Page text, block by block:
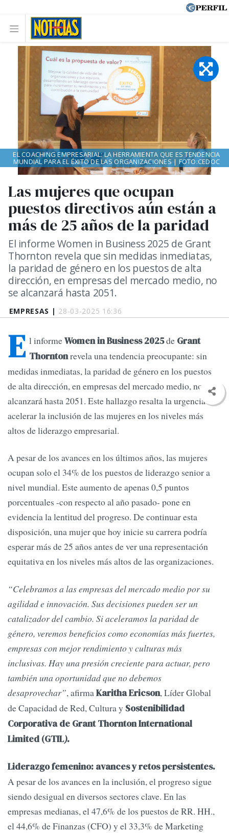
EMPRESAS | 28-03-2025 16:36
Las mujeres que ocupan
puestos directivos aún están a
más de 25 años de la paridad
El informe Women in Business 2025 de Grant
Thornton revela que sin medidas inmediatas,
la paridad de género en los puestos de alta
dirección, en empresas del mercado medio, no
se alcanzará hasta 2051.
EL COACHING EMPRESARIAL: LA HERRAMIENTA QUE ES TENDENCIA
MUNDIAL PARA EL ÉXITO DE LAS ORGANIZACIONES | FOTO:CEDOC
E l informeWomen in Business 2025de Grant
Thorntonrevela una tendencia preocupante: sin
medidas inmediatas, la paridad de género en los puestos
de alta dirección, en empresas del mercado medio, no se
alcanzará hasta 2051. Este hallazgo resalta la urgencia de
acelerar la inclusión de las mujeres en los niveles más
altos de liderazgo empresarial.
A pesar de los avances en los últimos años, las mujeres
ocupan solo el 34% de los puestos de liderazgo senior a
nivel mundial. Este aumento de apenas 0,5 puntos
porcentuales -con respecto al año pasado- pone en
evidencia la lentitud del progreso. De continuar esta
disposición, una mujer que hoy inicie su carrera podría
esperar más de 25 años antes de ver una representación
equitativa en los niveles más altos de las organizaciones.
“Celebramos a las empresas del mercado medio por su
agilidad e innovación. Sus decisiones pueden ser un
catalizador del cambio. Si aceleramos la paridad de
género, veremos beneficios como economías más fuertes,
empresas con mejor rendimiento y culturas más
inclusivas. Hay una presión creciente para actuar, pero
también una oportunidad que no debemos
desaprovechar”, afirmaKaritha Ericson, Líder Global
de Capacidad de Red, Cultura y Sostenibilidad
Corporativa de Grant Thornton International
Limited (GTIL).
Liderazgo femenino: avances y retos persistentes.
A pesar de los avances en la inclusión, el progreso sigue
siendo desigual en diversos sectores clave. En las
empresas medianas, el 47,6% de los puestos de RR. HH.,
el 44,6% de Finanzas (CFO) y el 33,3% de Marketing